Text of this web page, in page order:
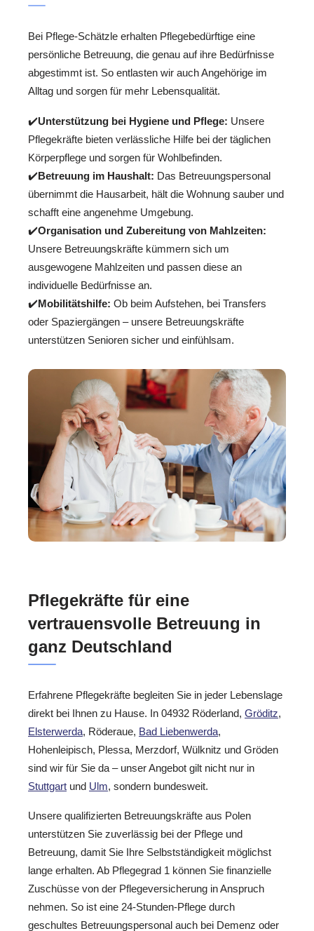
Bei Pflege-Schätzle erhalten Pflegebedürftige eine
persönliche Betreuung, die genau auf ihre Bedürfnisse
abgestimmt ist. So entlasten wir auch Angehörige im
Alltag und sorgen für mehr Lebensqualität.
✔️Unterstützung bei Hygiene und Pflege: Unsere
Pflegekräfte bieten verlässliche Hilfe bei der täglichen
Körperpflege und sorgen für Wohlbefinden.
✔️Betreuung im Haushalt: Das Betreuungspersonal
übernimmt die Hausarbeit, hält die Wohnung sauber und
schafft eine angenehme Umgebung.
✔️Organisation und Zubereitung von Mahlzeiten:
Unsere Betreuungskräfte kümmern sich um
ausgewogene Mahlzeiten und passen diese an
individuelle Bedürfnisse an.
✔️Mobilitätshilfe: Ob beim Aufstehen, bei Transfers
oder Spaziergängen – unsere Betreuungskräfte
unterstützen Senioren sicher und einfühlsam.
Pflegekräfte für eine
vertrauensvolle Betreuung in
ganz Deutschland
Erfahrene Pflegekräfte begleiten Sie in jeder Lebenslage
direkt bei Ihnen zu Hause. In 04932 Röderland, Gröditz,
Elsterwerda, Röderaue, Bad Liebenwerda,
Hohenleipisch, Plessa, Merzdorf, Wülknitz und Gröden
sind wir für Sie da – unser Angebot gilt nicht nur in
Stuttgart und Ulm, sondern bundesweit.
Unsere qualifizierten Betreuungskräfte aus Polen
unterstützen Sie zuverlässig bei der Pflege und
Betreuung, damit Sie Ihre Selbstständigkeit möglichst
lange erhalten. Ab Pflegegrad 1 können Sie finanzielle
Zuschüsse von der Pflegeversicherung in Anspruch
nehmen. So ist eine 24-Stunden-Pflege durch
geschultes Betreuungspersonal auch bei Demenz oder